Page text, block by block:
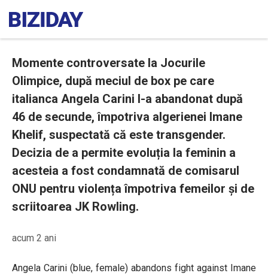
Momente controversate la Jocurile
Olimpice, după meciul de box pe care
italianca Angela Carini l-a abandonat după
46 de secunde, împotriva algerienei Imane
Khelif, suspectată că este transgender.
Decizia de a permite evoluția la feminin a
acesteia a fost condamnată de comisarul
ONU pentru violența împotriva femeilor și de
scriitoarea JK Rowling.
acum 2 ani
Angela Carini (blue, female) abandons fight against Imane